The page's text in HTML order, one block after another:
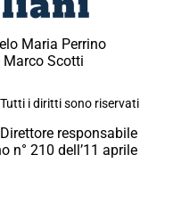
Maria Perrino
Marco Scotti
i diritti sono riservati
responsabile
n° 210 dell’11 aprile